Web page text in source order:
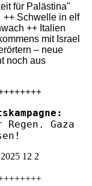
für Palästina"
++ Schwelle in elf
++ Italien
mit Israel
– neue
noch aus
Regen. Gaza